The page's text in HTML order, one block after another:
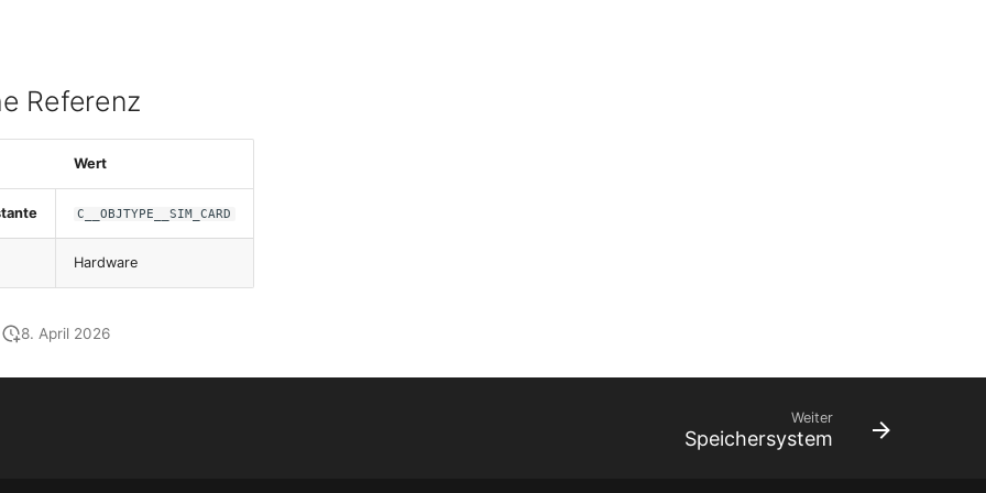
Referenz
Wert
C__OBJTYPE__SIM_CARD
Hardware
8. April 2026
Weiter
Speichersystem